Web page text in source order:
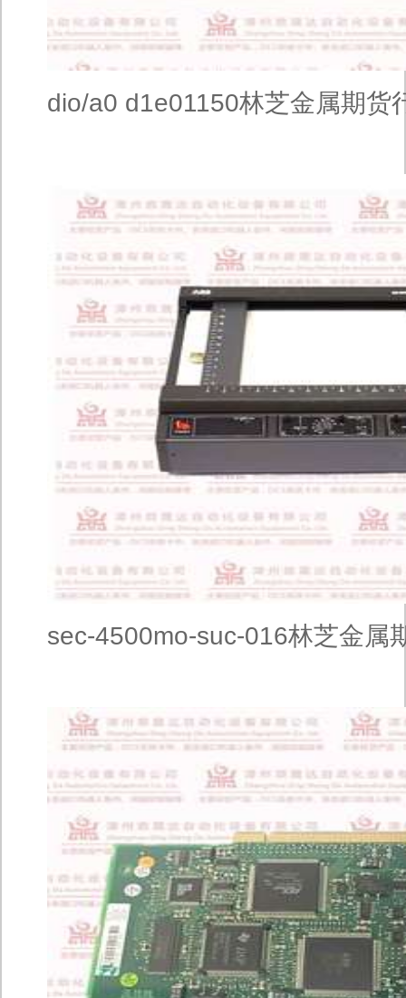
dio/a0 d1e01150林芝金属期货
sec-4500mo-suc-016林芝金属